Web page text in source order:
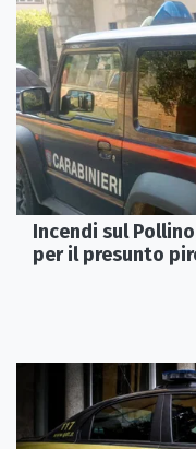
Incendi sul
per il presunto